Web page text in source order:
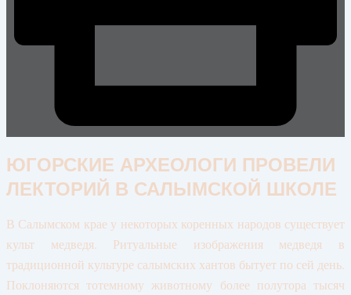
ЮГОРСКИЕ АРХЕОЛОГИ ПРОВЕЛИ
ЛЕКТОРИЙ В САЛЫМСКОЙ ШКОЛЕ
В Салымском крае у некоторых коренных народов существует
культ медведя. Ритуальные изображения медведя в
традиционной культуре салымских хантов бытует по сей день.
Поклоняются тотемному животному более полутора тысяч